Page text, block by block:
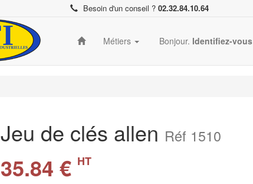
Besoin d'un conseil ? 02.32.84.10.64
Métiers Bonjour. Identifiez-vous
Jeu de clés allen Réf 1510
35.84 € HT